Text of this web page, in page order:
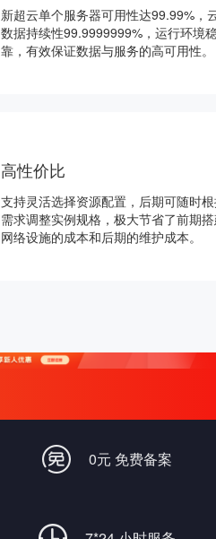
新超云单个服务器可用性达99.99%，
数据持续性99.9999999%，运行环境
靠，有效保证数据与服务的高可用性。
高性价比
支持灵活选择资源配置，后期可随时
需求调整实例规格，极大节省了前期
网络设施的成本和后期的维护成本。
0元 免费备案